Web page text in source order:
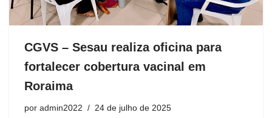
CGVS – Sesau realiza oficina para
fortalecer cobertura vacinal em
Roraima
por admin2022 24 de julho de 2025